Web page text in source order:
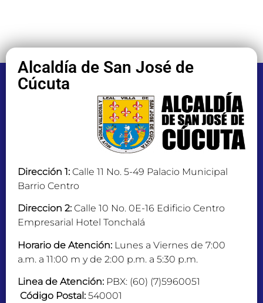
Alcaldía de San José de
Cúcuta
Dirección 1: Calle 11 No. 5-49 Palacio Municipal
Barrio Centro
Direccion 2: Calle 10 No. 0E-16 Edificio Centro
Empresarial Hotel Tonchalá
Horario de Atención: Lunes a Viernes de 7:00
a.m. a 11:00 m y de 2:00 p.m. a 5:30 p.m.
Linea de Atención: PBX: (60) (7)5960051
Código Postal: 540001